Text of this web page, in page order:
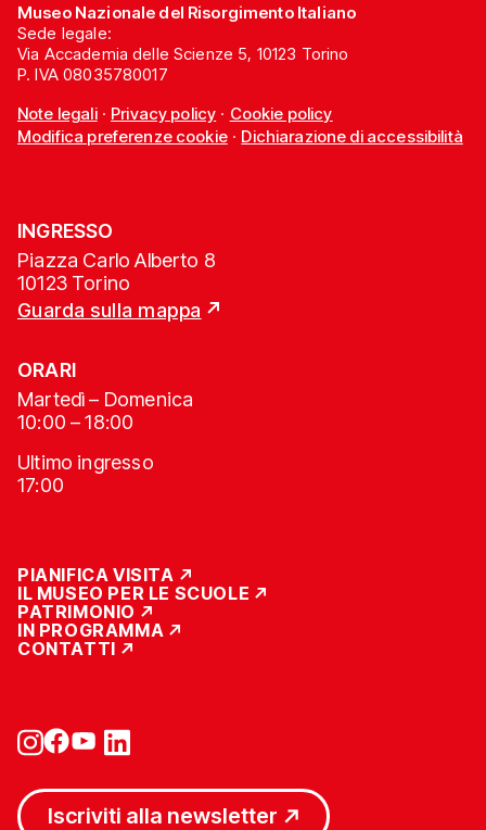
Museo Nazionale del Risorgimento Italiano
Sede legale:
Via Accademia delle Scienze 5, 10123 Torino
P. IVA 08035780017
Note legali· Privacy policy · Cookie policy
Modifica preferenze cookie· Dichiarazione di accessibilità
INGRESSO
Piazza Carlo Alberto 8
10123 Torino
Guarda sulla mappa
ORARI
Martedì – Domenica
10:00 – 18:00
Ultimo ingresso
17:00
PIANIFICA VISITA
IL MUSEO PER LE SCUOLE
PATRIMONIO
IN PROGRAMMA
CONTATTI
Iscriviti alla newsletter